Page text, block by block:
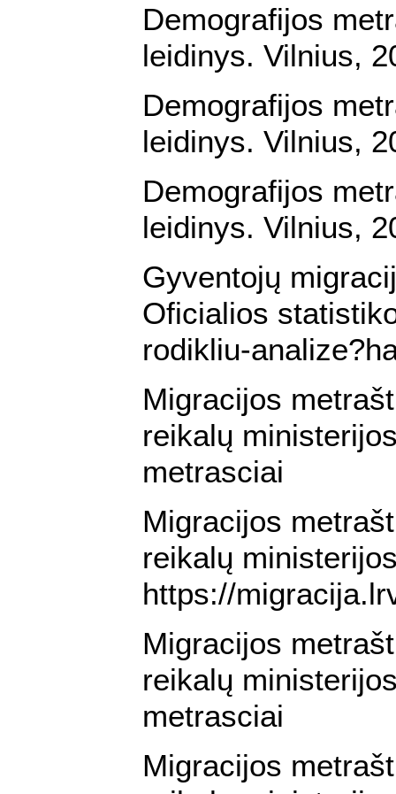
Demografijos
leidinys. Vilnius,
Demografijos
leidinys. Vilnius,
Demografijos
leidinys. Vilnius,
Gyventojų
Oficialios
rodikliu-
Migracijos
reikalų
metrasciai
Migracijos
reikalų
https://
Migracijos
reikalų
metrasciai
Migracijos